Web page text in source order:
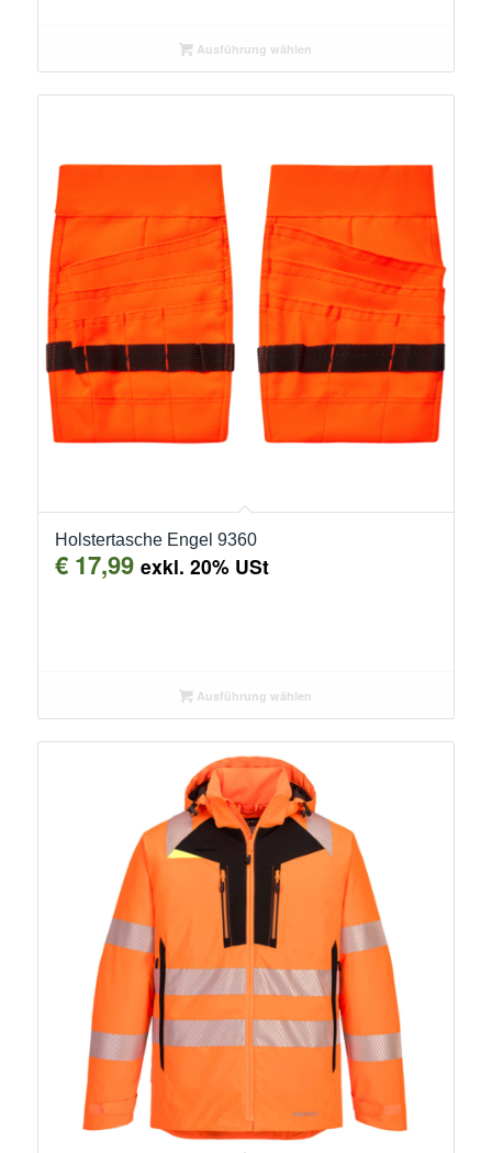
Ausführung wählen
Holstertasche Engel 9360
€17,99 exkl. 20% USt
Ausführung wählen